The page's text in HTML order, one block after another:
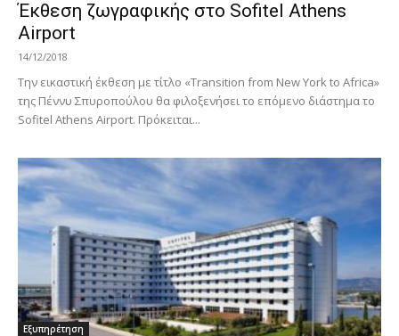
Έκθεση ζωγραφικής στο Sofitel Athens
Airport
14/12/2018
Την εικαστική έκθεση με τίτλο «Transition from New York to Africa»
της Πέννυ Σπυροπούλου θα φιλοξενήσει το επόμενο διάστημα το
Sofitel Athens Airport. Πρόκειται...
Εξυπηρέτηση